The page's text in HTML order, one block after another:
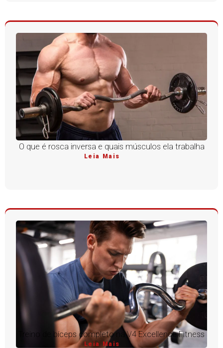
O que é rosca inversa e quais músculos ela trabalha
Leia Mais
Treino de bíceps completo na V4 Excellence Fitness
Leia Mais